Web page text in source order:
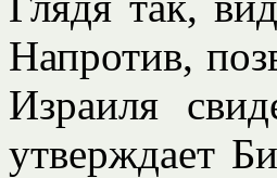
Напротив,
Израиля
утверждает